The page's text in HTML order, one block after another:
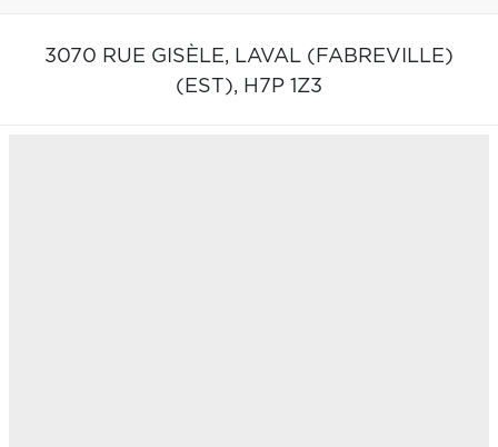
3070 RUE GISÈLE, LAVAL (FABREVILLE)
(EST), H7P 1Z3